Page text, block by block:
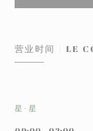
营业时间 LE
星 - 星